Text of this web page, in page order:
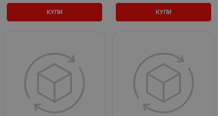
КУПИ КУПИ